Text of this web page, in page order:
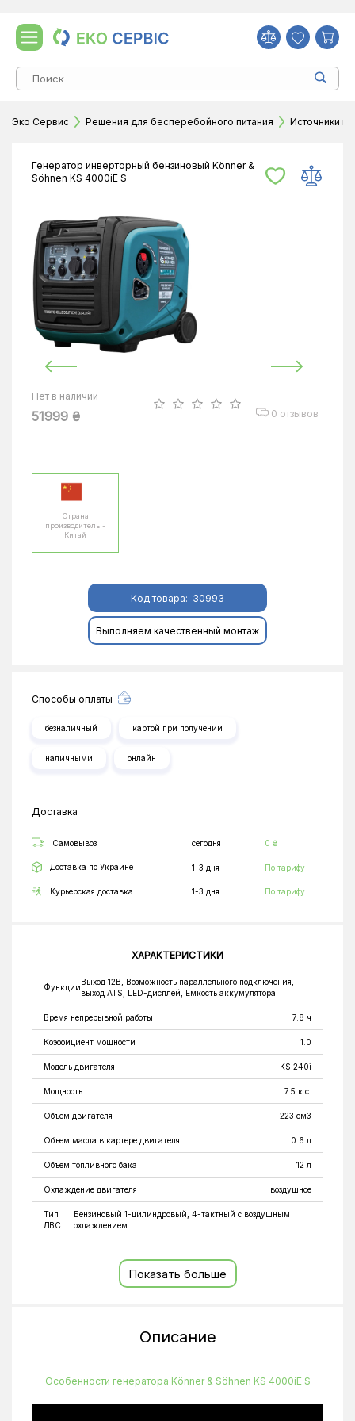
Эко Сервис Решения для бесперебойного питания Источники и
Генератор инверторный бензиновый Könner &
Söhnen KS 4000iE S
Нет в наличии
51999 ₴ 0 отзывов
Страна
производитель -
Китай
Код товара: 30993
Выполняем качественный монтаж
Способы оплаты
безналичный картой при получении
наличными онлайн
Доставка
Самовывоз сегодня 0 ₴
Доставка по Украине 1-3 дня По тарифу
Курьерская доставка 1-3 дня По тарифу
ХАРАКТЕРИСТИКИ
Функции
Выход 12В, Возможность параллельного подключения,
выход ATS, LED-дисплей, Емкость аккумулятора
Время непрерывной работы 7.8 ч
Коэффициент мощности 1.0
Модель двигателя KS 240i
Мощность 7.5 к.с.
Объем двигателя 223 см3
Объем масла в картере двигателя 0.6 л
Объем топливного бака 12 л
Охлаждение двигателя воздушное
Тип
ДВС
Бензиновый 1-цилиндровый, 4-тактный с воздушным
охлаждением
Выходное напряжениеПоказать больше
Описание
Особенности генератора Könner & Söhnen KS 4000iE S